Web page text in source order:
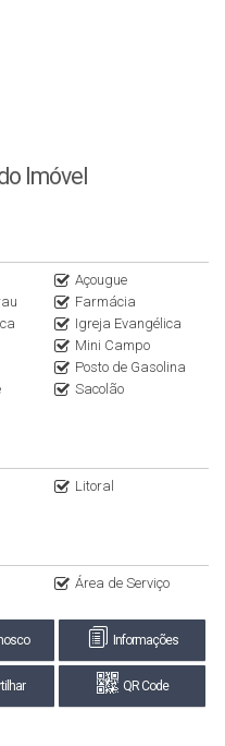
moradia quanto para
no dia a dia e
rentabilizar com aluguel
espaçoso e terreno
e funcionalidade, além de
da área
busca qualidade de vida
de Governador Celso
para conhecer de
Imóvel
Açougue
Farmácia
Igreja Evangélica
Mini Campo
Posto de Gasolina
Sacolão
Litoral
Área de Serviço
Informações
QR Code